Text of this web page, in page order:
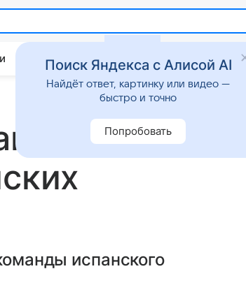
Дом Гороскопы Стиль жизни
массово
испанского
Поиск Яндекса с Алисой AI
Найдёт ответ, картинку или видео —
быстро и точно
Попробовать